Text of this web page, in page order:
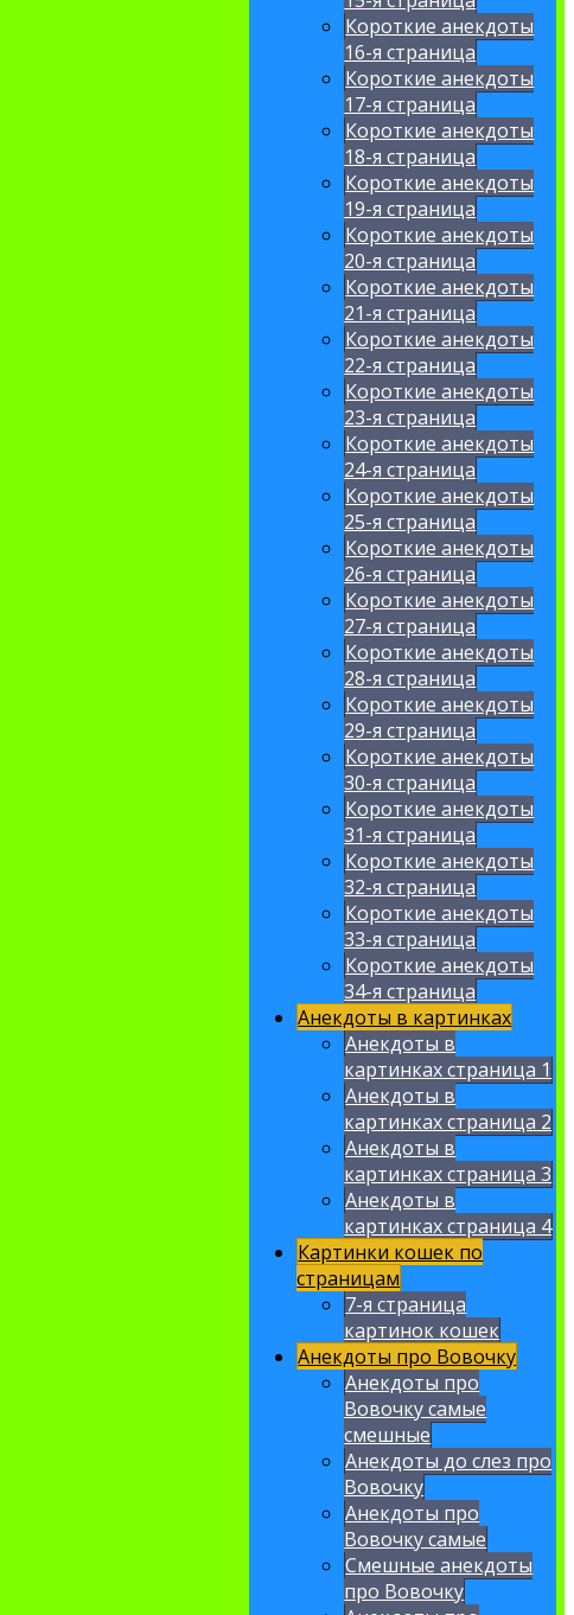
Короткие анекдоты
16-я страница
Короткие анекдоты
17-я страница
Короткие анекдоты
18-я страница
Короткие анекдоты
19-я страница
Короткие анекдоты
20-я страница
Короткие анекдоты
21-я страница
Короткие анекдоты
22-я страница
Короткие анекдоты
23-я страница
Короткие анекдоты
24-я страница
Короткие анекдоты
25-я страница
Короткие анекдоты
26-я страница
Короткие анекдоты
27-я страница
Короткие анекдоты
28-я страница
Короткие анекдоты
29-я страница
Короткие анекдоты
30-я страница
Короткие анекдоты
31-я страница
Короткие анекдоты
32-я страница
Короткие анекдоты
33-я страница
Короткие анекдоты
34-я страница
Анекдоты в картинках
Анекдоты в
картинках страница 1
Анекдоты в
картинках страница 2
Анекдоты в
картинках страница 3
Анекдоты в
картинках страница 4
Картинки кошек по
страницам
7-я страница
картинок кошек
Анекдоты про Вовочку
Анекдоты про
Вовочку самые
смешные
Анекдоты до слез про
Вовочку
Анекдоты про
Вовочку самые
Смешные анекдоты
про Вовочку